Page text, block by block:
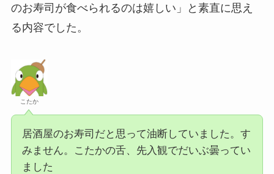
のお寿司が食べられるのは嬉しい」と素直に思え
る内容でした。
こたか
居酒屋のお寿司だと思って油断していました。す
みません。こたかの舌、先入観でだいぶ曇ってい
ました